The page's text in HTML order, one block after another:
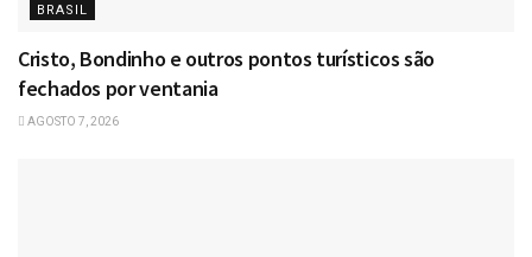
BRASIL
Cristo, Bondinho e outros pontos turísticos são
fechados por ventania
AGOSTO 7, 2026